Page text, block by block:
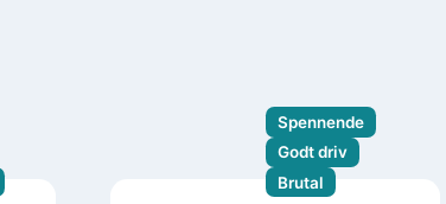
Spennende
Godt driv
Brutal